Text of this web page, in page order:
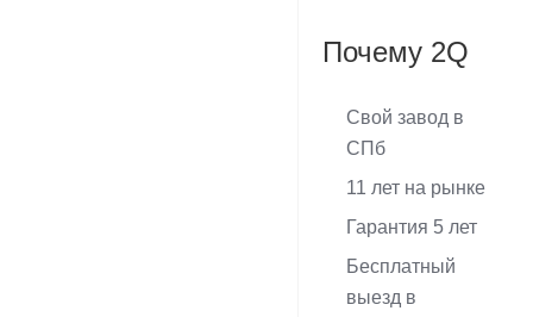
Почему 2Q
Свой завод в
СПб
11 лет на рынке
Гарантия 5 лет
Бесплатный
выезд в